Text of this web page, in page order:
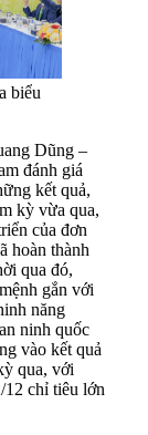
biểu
Dũng –
đánh giá
kết quả,
kỳ vừa qua,
của đơn
hoàn thành
qua đó,
gắn với
năng
ninh quốc
vào kết quả
qua, với
12 chỉ tiêu lớn